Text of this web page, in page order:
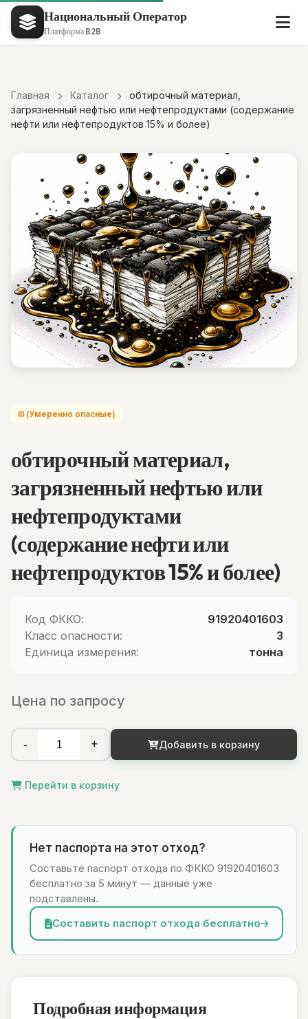
Национальный Оператор
Платформа B2B
Главная Каталог
обтирочный материал,
загрязненный нефтью или нефтепродуктами (содержание
нефти или нефтепродуктов 15% и более)
III (Умеренно опасные)
обтирочный материал,
загрязненный нефтью или
нефтепродуктами
(содержание нефти или
нефтепродуктов 15% и более)
Код ФККО:
91920401603
Класс опасности:
3
Единица измерения:
тонна
Цена по запросу
- + Добавить в корзину
Перейти в корзину
Нет паспорта на этот отход?
Составьте паспорт отхода по ФККО 91920401603
бесплатно за 5 минут — данные уже
подставлены.
Составить паспорт отхода бесплатно
Подробная информация